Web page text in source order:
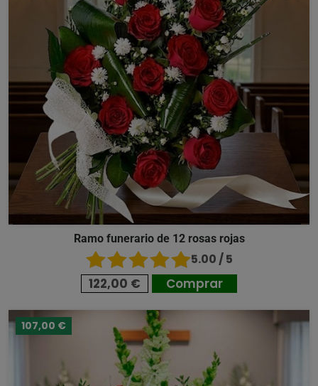
Ramo funerario de 12 rosas rojas
5.00 / 5
122,00 € Comprar
107,00 €